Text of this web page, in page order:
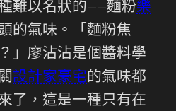
難以名狀的——麵粉樂
的氣味。「麵粉焦
」廖沾沾是個醬料學
設計家豪宅的氣味都
了，這是一種只有在